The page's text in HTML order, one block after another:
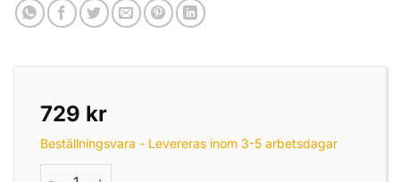
729 kr
Beställningsvara - Levereras inom 3-5 arbetsdagar
Båtshake trä 180cm mängd